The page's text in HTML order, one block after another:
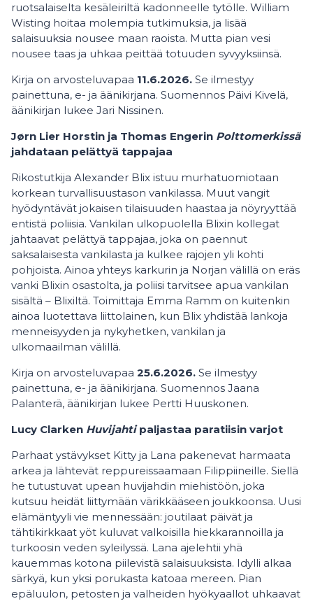
ruotsalaiselta kesäleiriltä kadonneelle tytölle. William
Wisting hoitaa molempia tutkimuksia, ja lisää
salaisuuksia nousee maan raoista. Mutta pian vesi
nousee taas ja uhkaa peittää totuuden syvyyksiinsä.
Kirja on arvosteluvapaa 11.6.2026. Se ilmestyy
painettuna, e- ja äänikirjana. Suomennos Päivi Kivelä,
äänikirjan lukee Jari Nissinen.
Jørn Lier Horstin ja Thomas Engerin Polttomerkissä
jahdataan pelättyä tappajaa
Rikostutkija Alexander Blix istuu murhatuomiotaan
korkean turvallisuustason vankilassa. Muut vangit
hyödyntävät jokaisen tilaisuuden haastaa ja nöyryyttää
entistä poliisia. Vankilan ulkopuolella Blixin kollegat
jahtaavat pelättyä tappajaa, joka on paennut
saksalaisesta vankilasta ja kulkee rajojen yli kohti
pohjoista. Ainoa yhteys karkurin ja Norjan välillä on eräs
vanki Blixin osastolta, ja poliisi tarvitsee apua vankilan
sisältä – Blixiltä. Toimittaja Emma Ramm on kuitenkin
ainoa luotettava liittolainen, kun Blix yhdistää lankoja
menneisyyden ja nykyhetken, vankilan ja
ulkomaailman välillä.
Kirja on arvosteluvapaa 25.6.2026. Se ilmestyy
painettuna, e- ja äänikirjana. Suomennos Jaana
Palanterä, äänikirjan lukee Pertti Huuskonen.
Lucy Clarken Huvijahtipaljastaa paratiisin varjot
Parhaat ystävykset Kitty ja Lana pakenevat harmaata
arkea ja lähtevät reppureissaamaan Filippiineille. Siellä
he tutustuvat upean huvijahdin miehistöön, joka
kutsuu heidät liittymään värikkääseen joukkoonsa. Uusi
elämäntyyli vie mennessään: joutilaat päivät ja
tähtikirkkaat yöt kuluvat valkoisilla hiekkarannoilla ja
turkoosin veden syleilyssä. Lana ajelehtii yhä
kauemmas kotona piilevistä salaisuuksista. Idylli alkaa
särkyä, kun yksi porukasta katoaa mereen. Pian
epäluulon, petosten ja valheiden hyökyaallot uhkaavat